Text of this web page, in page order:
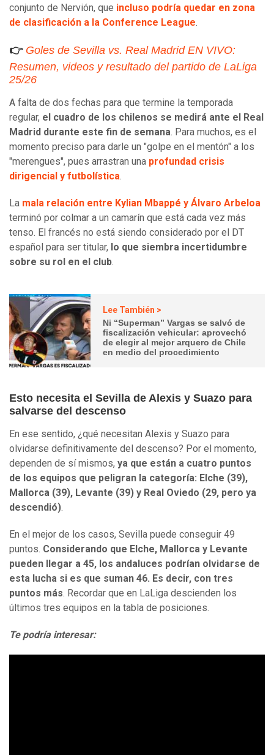
conjunto de Nervión, que incluso podría quedar en zona
de clasificación a la Conference League.
👉 Goles de Sevilla vs. Real Madrid EN VIVO:
Resumen, videos y resultado del partido de LaLiga
25/26
A falta de dos fechas para que termine la temporada
regular, el cuadro de los chilenos se medirá ante el Real
Madrid durante este fin de semana. Para muchos, es el
momento preciso para darle un "golpe en el mentón" a los
"merengues", pues arrastran una profundad crisis
dirigencial y futbolística.
La mala relación entre Kylian Mbappé y Álvaro Arbeloa
terminó por colmar a un camarín que está cada vez más
tenso. El francés no está siendo considerado por el DT
español para ser titular, lo que siembra incertidumbre
sobre su rol en el club.
Lee También >
Ni “Superman” Vargas se salvó de
fiscalización vehicular: aprovechó
de elegir al mejor arquero de Chile
en medio del procedimiento
Esto necesita el Sevilla de Alexis y Suazo para
salvarse del descenso
En ese sentido, ¿qué necesitan Alexis y Suazo para
olvidarse definitivamente del descenso? Por el momento,
dependen de sí mismos, ya que están a cuatro puntos
de los equipos que peligran la categoría: Elche (39),
Mallorca (39), Levante (39) y Real Oviedo (29, pero ya
descendió).
En el mejor de los casos, Sevilla puede conseguir 49
puntos. Considerando que Elche, Mallorca y Levante
pueden llegar a 45, los andaluces podrían olvidarse de
esta lucha si es que suman 46. Es decir, con tres
puntos más. Recordar que en LaLiga descienden los
últimos tres equipos en la tabla de posiciones.
Te podría interesar: